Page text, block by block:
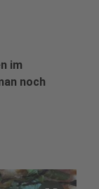
im
noch